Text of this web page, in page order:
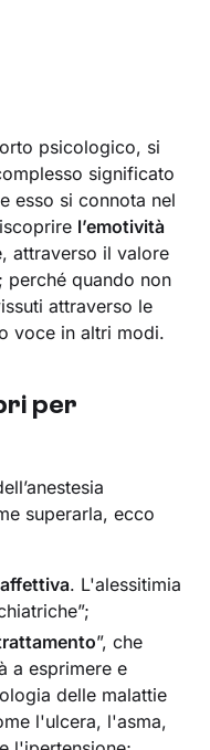
psicologico, si
significato
esso si connota nel
l’emotività
attraverso il valore
perché quando non
attraverso le
voce in altri modi.
per
superarla, ecco
. L'alessitimia
”, che
a esprimere e
delle malattie
l'ulcera, l'asma,